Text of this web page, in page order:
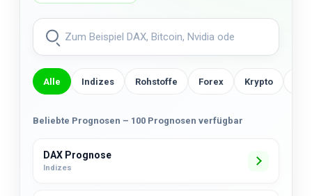
Alle Indizes Rohstoffe Forex Krypto
Beliebte Prognosen – 100 Prognosen verfügbar
DAX Prognose
Indizes